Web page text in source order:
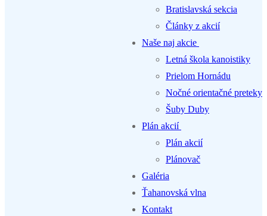
Bratislavská sekcia
Články z akcií
Naše naj akcie
Letná škola kanoistiky
Prielom Hornádu
Nočné orientačné preteky
Šuby Duby
Plán akcií
Plán akcií
Plánovač
Galéria
Ťahanovská vlna
Kontakt